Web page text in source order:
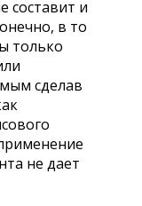
составит и
в то
только
сделав
не дает